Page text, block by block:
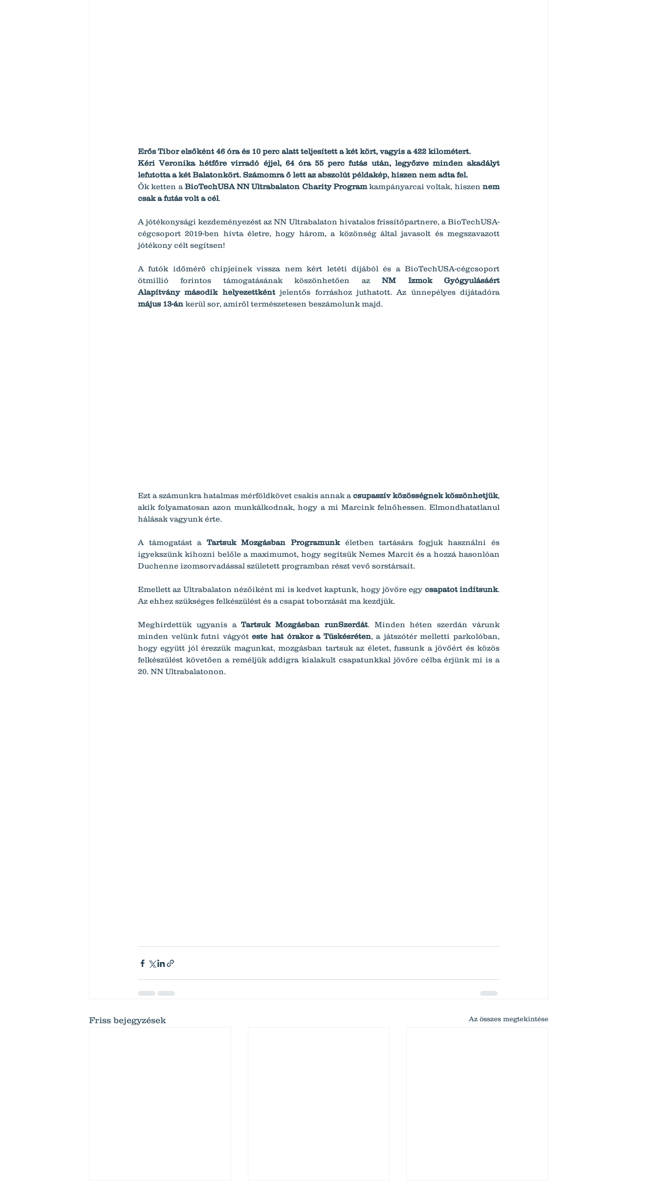
Erős Tibor elsőként 46 óra és 10 perc alatt teljesített a két kört, vagyis a 422 kilométert.
Kéri Veronika hétfőre virradó éjjel, 64 óra 55 perc futás után, legyőzve minden akadályt
lefutotta a két Balatonkört. Számomra ő lett az abszolút példakép, hiszen nem adta fel.
Ők ketten a BioTechUSA NN Ultrabalaton Charity Program kampányarcai voltak, hiszen nem
csak a futás volt a cél.
A jótékonysági kezdeményezést az NN Ultrabalaton hivatalos frissítőpartnere, a BioTechUSA-
cégcsoport 2019-ben hívta életre, hogy három, a közönség által javasolt és megszavazott
jótékony célt segítsen!
A futók időmérő chipjeinek vissza nem kért letéti díjából és a BioTechUSA-cégcsoport
ötmillió forintos támogatásának köszönhetően az NM Izmok Gyógyulásáért
Alapítvány második helyezettként
május 13-án kerül sor, amiről természetesen beszámolunk majd.
Ezt a számunkra hatalmas mérföldkövet csakis annak a csupaszív közösségnek köszönhetjük,
akik folyamatosan azon munkálkodnak, hogy a mi Marcink felnőhessen. Elmondhatatlanul
hálásak vagyunk érte.
A támogatást a Tartsuk Mozgásban Programunk életben tartására fogjuk használni és
igyekszünk kihozni belőle a maximumot, hogy segítsük Nemes Marcit és a hozzá hasonlóan
Duchenne izomsorvadással született programban részt vevő sorstársait.
Emellett az Ultrabalaton nézőiként mi is kedvet kaptunk, hogy jövőre egy csapatot indítsunk.
Az ehhez szükséges felkészülést és a csapat toborzását ma kezdjük.
Meghirdettük ugyanis a Tartsuk Mozgásban runSzerdát. Minden héten szerdán várunk
minden velünk futni vágyót este hat órakor a Tüskésréten, a játszótér melletti parkolóban,
hogy együtt jól érezzük magunkat, mozgásban tartsuk az életet, fussunk a jövőért és közös
felkészülést követően a reméljük addigra kialakult csapatunkkal jövőre célba érjünk mi is a
20. NN Ultrabalatonon.
Friss bejegyzések Az összes megtekintése